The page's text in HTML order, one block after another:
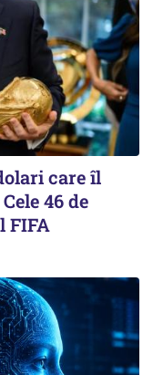
care îl
46 de
FIFA